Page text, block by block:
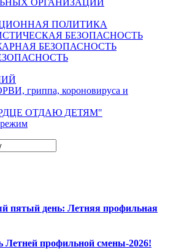
ОРГАНИЗАЦИЙ
ПОЛИТИКА
БЕЗОПАСНОСТЬ
БЕЗОПАСНОСТЬ
гриппа, короновируса и
ОТДАЮ ДЕТЯМ"
пятый день: Летняя профильная
Летней профильной смены-2026!